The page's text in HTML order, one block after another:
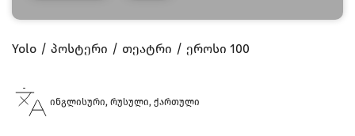
Yolo პოსტერი თეატრი ეროსი 100
ინგლისური, რუსული, ქართული